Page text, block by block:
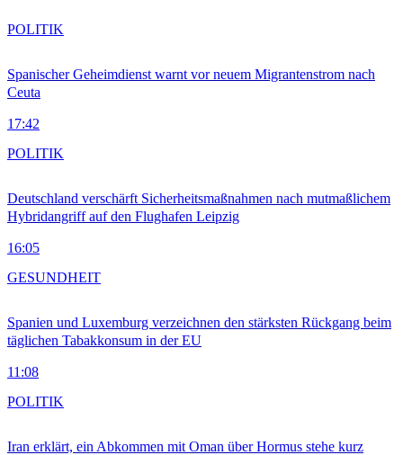
Spanischer Geheimdienst warnt vor neuem Migrantenstrom nach
Ceuta
17:42
POLITIK
Deutschland verschärft Sicherheitsmaßnahmen nach mutmaßlichem
Hybridangriff auf den Flughafen Leipzig
16:05
POLITIK
Spanien und Luxemburg verzeichnen den stärksten Rückgang beim
täglichen Tabakkonsum in der EU
11:08
GESUNDHEIT
Iran erklärt, ein Abkommen mit Oman über Hormus stehe kurz
POLITIK